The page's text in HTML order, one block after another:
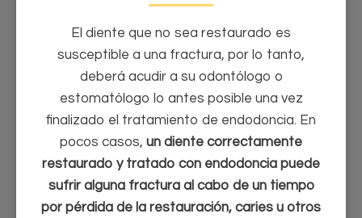
El diente que no sea restaurado es
susceptible a una fractura, por lo tanto,
deberá acudir a su odontólogo o
estomatólogo lo antes posible una vez
finalizado el tratamiento de endodoncia. En
pocos casos, un diente correctamente
restaurado y tratado con endodoncia puede
sufrir alguna fractura al cabo de un tiempo
por pérdida de la restauración, caries u otros